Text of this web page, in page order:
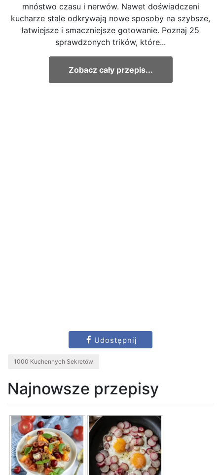
mnóstwo czasu i nerwów. Nawet doświadczeni
kucharze stale odkrywają nowe sposoby na szybsze,
łatwiejsze i smaczniejsze gotowanie. Poznaj 25
sprawdzonych trików, które...
Zobacz cały przepis...
Udostępnij
1000 Kuchennych Sekretów
Najnowsze przepisy